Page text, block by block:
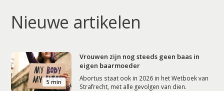
Nieuwe artikelen
5 min
Vrouwen zijn nog steeds geen baas in
eigen baarmoeder
Abortus staat ook in 2026 in het Wetboek van
Strafrecht, met alle gevolgen van dien.